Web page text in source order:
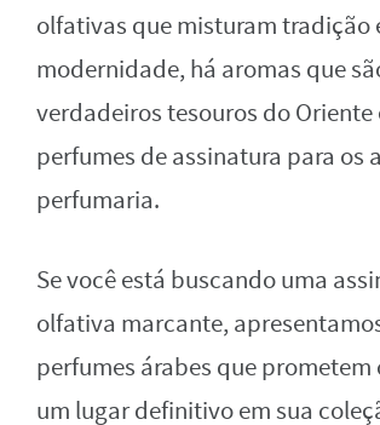
olfativas que misturam tradição
modernidade, há aromas que
verdadeiros tesouros do Oriente
perfumes de assinatura para os
perfumaria.
Se você está buscando uma
olfativa marcante,
perfumes árabes que
um lugar definitivo em sua